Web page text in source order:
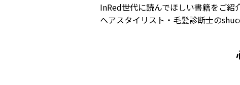
InRed世代に読んでほしい書籍をご紹
ヘアスタイリスト・毛髪診断士の